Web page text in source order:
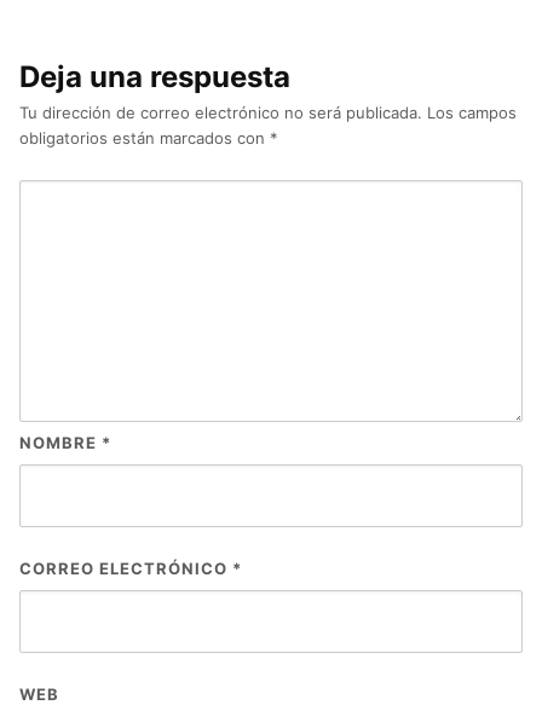
Deja una respuesta
Tu dirección de correo electrónico no será publicada. Los campos
obligatorios están marcados con *
NOMBRE *
CORREO ELECTRÓNICO *
WEB